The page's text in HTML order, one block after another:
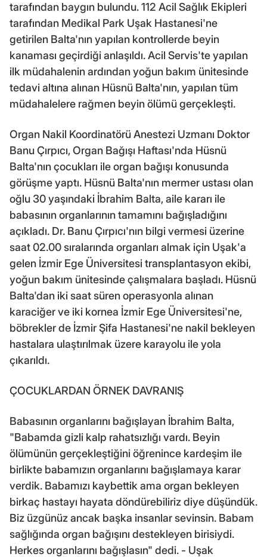
tarafından baygın bulundu. 112 Acil Sağlık Ekipleri
tarafından Medikal Park Uşak Hastanesi'ne
getirilen Balta'nın yapılan kontrollerde beyin
kanaması geçirdiği anlaşıldı. Acil Servis'te yapılan
ilk müdahalenin ardından yoğun bakım ünitesinde
tedavi altına alınan Hüsnü Balta'nın, yapılan tüm
müdahalelere rağmen beyin ölümü gerçekleşti.
Organ Nakil Koordinatörü Anestezi Uzmanı Doktor
Banu Çırpıcı, Organ Bağışı Haftası'nda Hüsnü
Balta'nın çocukları ile organ bağışı konusunda
görüşme yaptı. Hüsnü Balta'nın mermer ustası olan
oğlu 30 yaşındaki İbrahim Balta, aile kararı ile
babasının organlarının tamamını bağışladığını
açıkladı. Dr. Banu Çırpıcı'nın bilgi vermesi üzerine
saat 02.00 sıralarında organları almak için Uşak'a
gelen İzmir Ege Üniversitesi transplantasyon ekibi,
yoğun bakım ünitesinde çalışmalara başladı. Hüsnü
Balta'dan iki saat süren operasyonla alınan
karaciğer ve iki kornea İzmir Ege Üniversitesi'ne,
böbrekler de İzmir Şifa Hastanesi'ne nakil bekleyen
hastalara ulaştırılmak üzere karayolu ile yola
çıkarıldı.
ÇOCUKLARDAN ÖRNEK DAVRANIŞ
Babasının organlarını bağışlayan İbrahim Balta,
"Babamda gizli kalp rahatsızlığı vardı. Beyin
ölümünün gerçekleştiğini öğrenince kardeşim ile
birlikte babamızın organlarını bağışlamaya karar
verdik. Babamızı kaybettik ama organ bekleyen
birkaç hastayı hayata döndürebiliriz diye düşündük.
Biz üzgünüz ancak başka insanlar sevinsin. Babam
sağlığında organ bağışını destekleyen birisiydi.
Herkes organlarını bağışlasın" dedi. - Uşak